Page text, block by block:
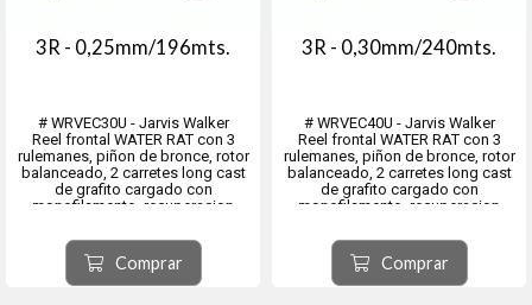
3R - 0,25mm/196mts.
# WRVEC30U - Jarvis Walker
Reel frontal WATER RAT con 3
rulemanes, piñon de bronce, rotor
balanceado, 2 carretes long cast
de grafito cargado con
monofilamento, recuperacion
Eje central y tornilleria de acero
inoxidable.
Comprar
3R - 0,30mm/240mts.
# WRVEC40U - Jarvis Walker
Reel frontal WATER RAT con 3
rulemanes, piñon de bronce, rotor
balanceado, 2 carretes long cast
de grafito cargado con
monofilamento, recuperacion
Eje central y tornilleria de acero
inoxidable.
Comprar